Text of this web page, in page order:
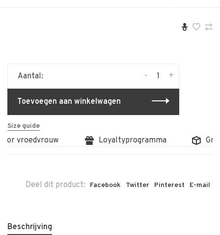
Aantal: +
-
Toevoegen aan winkelwagen
Size guide
vroedvrouw Loyaltyprogramma
Deel dit product: Facebook Twitter Pinterest E-mail
Beschrijving